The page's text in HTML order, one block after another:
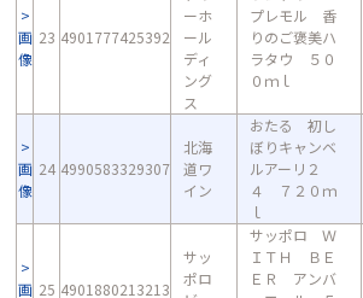
画
像
23 4901777425392
ーホ
ール
ディ
ング
ス
プレモル 香
りのご褒美ハ
ラタウ ５０
０ｍｌ
画
像
24 4990583329307
北海
道ワ
イン
おたる 初し
ぼりキャンベ
ルアーリ２
４ ７２０ｍ
ｌ
画 25 4901880213213
サッ
ポロ
サッポロ Ｗ
ＩＴＨ ＢＥ
ＥＲ アンバ